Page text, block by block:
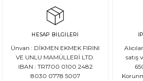
HESAP BİLGİLERİ
Ünvan : DİKMEN EKMEK FIRINI
VE UNLU MAMÜLLERİ LTD.
IBAN : TR1700 0100 2482
8030 0778 5007
satış